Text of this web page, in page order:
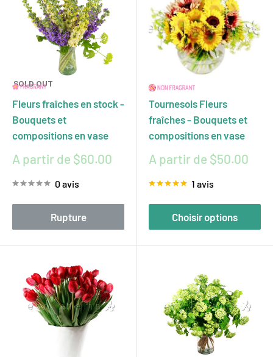
SOLD OUT
Fleurs fraîches en stock -
Bouquets et
compositions en vase
Prix
réduit
A partir de $60.00
0 avis
Rupture
Tournesols Fleurs
fraîches - Bouquets et
compositions en vase
Prix
réduit
A partir de $50.00
1 avis
Choisir options